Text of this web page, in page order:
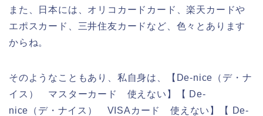
また、日本には、オリコカードカード、楽天カードや
エポスカード、三井住友カードなど、色々とあります
からね。
そのようなこともあり、私自身は、【De-nice（デ・ナ
イス） マスターカード 使えない】【 De-
nice（デ・ナイス） VISAカード 使えない】【 De-